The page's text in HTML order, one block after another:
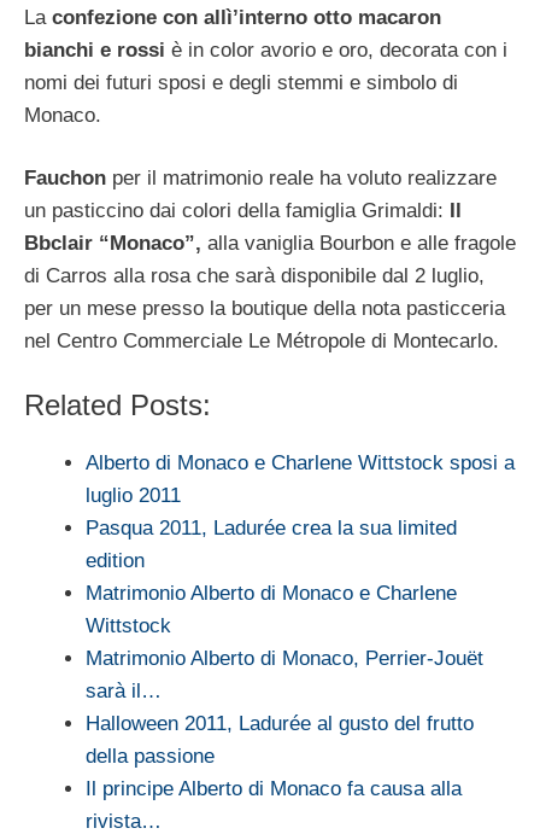
La confezione con allì’interno otto macaron
bianchi e rossi è in color avorio e oro, decorata con i
nomi dei futuri sposi e degli stemmi e simbolo di
Monaco.
Fauchon per il matrimonio reale ha voluto realizzare
un pasticcino dai colori della famiglia Grimaldi:
Bbclair “Monaco”, alla vaniglia Bourbon e alle fragole
di Carros alla rosa che sarà disponibile dal 2 luglio,
per un mese presso la boutique della nota pasticceria
nel Centro Commerciale Le Métropole di Montecarlo.
Related Posts:
Alberto di Monaco e Charlene Wittstock sposi a
luglio 2011
Pasqua 2011, Ladurée crea la sua limited
edition
Matrimonio Alberto di Monaco e Charlene
Wittstock
Matrimonio Alberto di Monaco, Perrier-Jouët
sarà il…
Halloween 2011, Ladurée al gusto del frutto
della passione
Il principe Alberto di Monaco fa causa alla
rivista…